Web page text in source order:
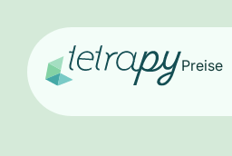
Preise